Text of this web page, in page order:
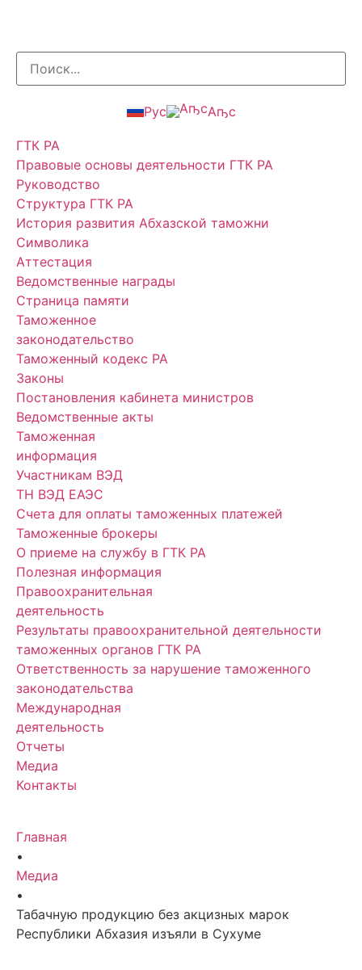
Рус Аҧс
ГТК РА
Правовые основы деятельности ГТК РА
Руководство
Структура ГТК РА
История развития Абхазской таможни
Символика
Аттестация
Ведомственные награды
Страница памяти
Таможенное
законодательство
Таможенный кодекс РА
Законы
Постановления кабинета министров
Ведомственные акты
Таможенная
информация
Участникам ВЭД
ТН ВЭД ЕАЭС
Счета для оплаты таможенных платежей
Таможенные брокеры
О приеме на службу в ГТК РА
Полезная информация
Правоохранительная
деятельность
Результаты правоохранительной деятельности
таможенных органов ГТК РА
Ответственность за нарушение таможенного
законодательства
Международная
деятельность
Отчеты
Медиа
Контакты
Главная
•
Медиа
•
Табачную продукцию без акцизных марок
Республики Абхазия изъяли в Сухуме